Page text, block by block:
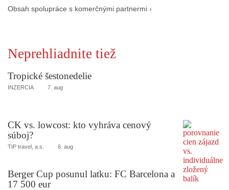
Obsah spolupráce s komerčnými partnermi ›
Neprehliadnite tiež
Tropické šestonedelie
INZERCIA 7. aug
CK vs. lowcost: kto vyhráva cenový
súboj?
TIP travel, a.s. 6. aug
Berger Cup posunul latku: FC Barcelona a
17 500 eur